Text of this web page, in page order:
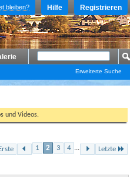
Registrieren
Hilfe
bleiben?
Erweiterte Suche
und Videos.
1 2 3 4 ... Letzte